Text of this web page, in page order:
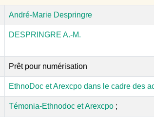
André-Marie Despringre
DESPRINGRE A.-M.
Prêt pour numérisation
EthnoDoc et Arexcpo dans le cadre des
Témonia-Ethnodoc et Arexcpo ;